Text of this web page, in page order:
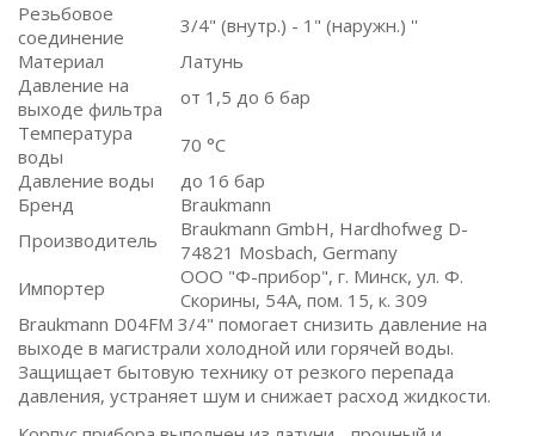
Резьбовое
соединение
3/4" (внутр.) - 1" (наружн.) ''
Материал
Латунь
Давление на
выходе фильтра
от 1,5 до 6 бар
Температура
воды
70 °C
Давление воды
до 16 бар
Бренд
Braukmann
Производитель
Braukmann GmbH, Hardhofweg D-
74821 Mosbach, Germany
Импортер
ООО "Ф-прибор", г. Минск, ул. Ф.
Скорины, 54А, пом. 15, к. 309
Braukmann D04FM 3/4" помогает снизить давление на
выходе в магистрали холодной или горячей воды.
Защищает бытовую технику от резкого перепада
давления, устраняет шум и снижает расход жидкости.